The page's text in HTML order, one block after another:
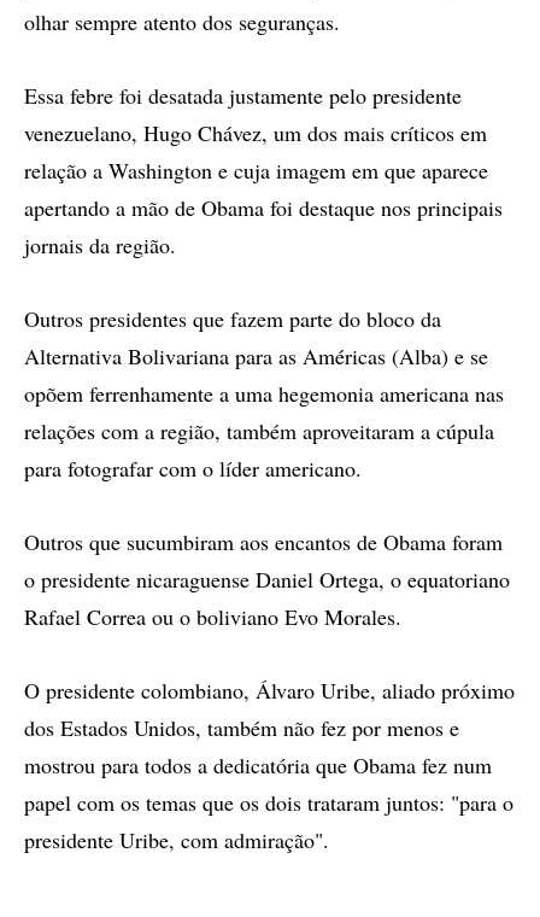
olhar sempre atento dos seguranças.
Essa febre foi desatada justamente pelo presidente
venezuelano, Hugo Chávez, um dos mais críticos em
relação a Washington e cuja imagem em que aparece
apertando a mão de Obama foi destaque nos principais
jornais da região.
Outros presidentes que fazem parte do bloco da
Alternativa Bolivariana para as Américas (Alba) e se
opõem ferrenhamente a uma hegemonia americana nas
relações com a região, também aproveitaram a cúpula
para fotografar com o líder americano.
Outros que sucumbiram aos encantos de Obama foram
o presidente nicaraguense Daniel Ortega, o equatoriano
Rafael Correa ou o boliviano Evo Morales.
O presidente colombiano, Álvaro Uribe, aliado próximo
dos Estados Unidos, também não fez por menos e
mostrou para todos a dedicatória que Obama fez num
papel com os temas que os dois trataram juntos: "para o
presidente Uribe, com admiração".